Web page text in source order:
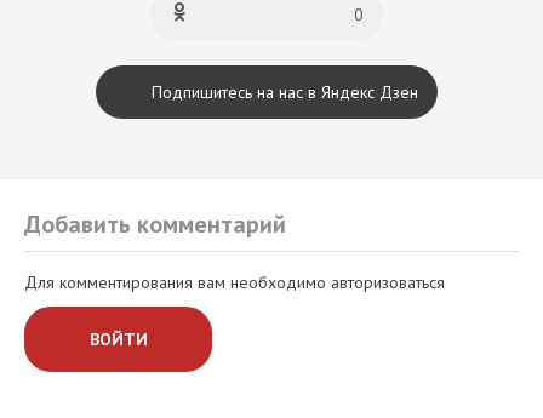
0
Подпишитесь на нас в Яндекс Дзен
Добавить комментарий
Для комментирования вам необходимо авторизоваться
ВОЙТИ